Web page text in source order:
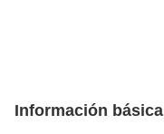
Información básica